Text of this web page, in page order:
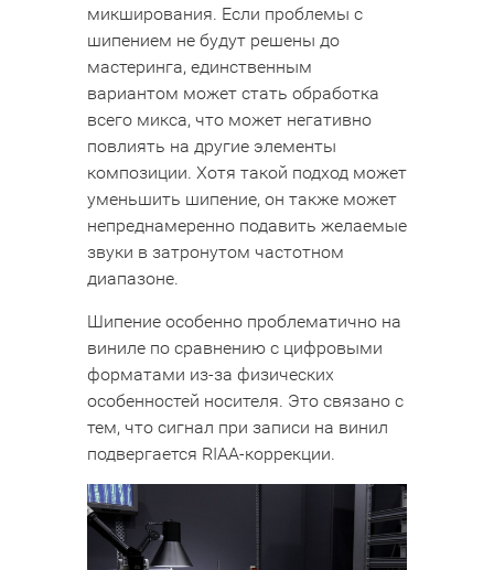
микширования. Если проблемы с
шипением не будут решены до
мастеринга, единственным
вариантом может стать обработка
всего микса, что может негативно
повлиять на другие элементы
композиции. Хотя такой подход может
уменьшить шипение, он также может
непреднамеренно подавить желаемые
звуки в затронутом частотном
диапазоне.
Шипение особенно проблематично на
виниле по сравнению с цифровыми
форматами из-за физических
особенностей носителя. Это связано с
тем, что сигнал при записи на винил
подвергается RIAA-коррекции.